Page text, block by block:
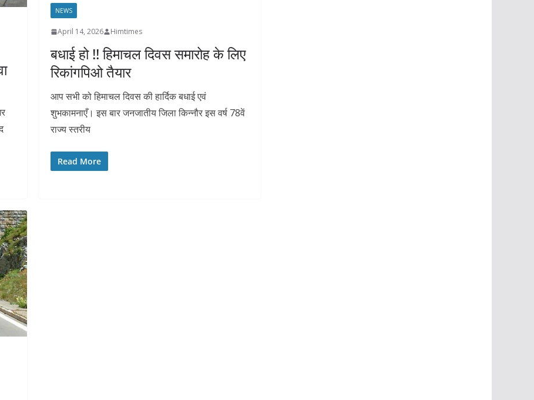
NEWS
April 14, 2026 Himtimes
बधाई हो !! हिमाचल दिवस समारोह के लिए
रिकांगपिओ तैयार
आप सभी को हिमाचल दिवस की हार्दिक बधाई एवं
शुभकामनाएँ। इस बार जनजातीय जिला किन्नौर इस वर्ष 78वें
राज्य स्तरीय
Read More